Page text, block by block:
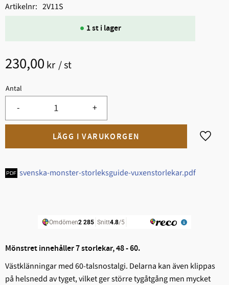
230,00 kr /st
Antal
+
-
Lägg
1 st i lager
Artikelnr 2V11S
svenska-monster-storleksguide-vuxenstorlekar.pdf
Mönstret innehåller 7 storlekar, 48 - 60.
Västklänningar med 60-talsnostalgi. Delarna kan även klippas
på helsnedd av tyget, vilket ger större tygåtgång men mycket